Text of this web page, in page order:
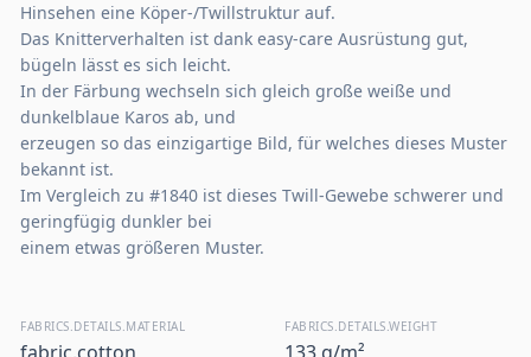
Hinsehen eine Köper-/Twillstruktur auf.
Das Knitterverhalten ist dank easy-care Ausrüstung gut,
bügeln lässt es sich leicht.
In der Färbung wechseln sich gleich große weiße und
dunkelblaue Karos ab, und
erzeugen so das einzigartige Bild, für welches dieses Muster
bekannt ist.
Im Vergleich zu #1840 ist dieses Twill-Gewebe schwerer und
geringfügig dunkler bei
einem etwas größeren Muster.
FABRICS.DETAILS.MATERIAL FABRICS.DETAILS.WEIGHT